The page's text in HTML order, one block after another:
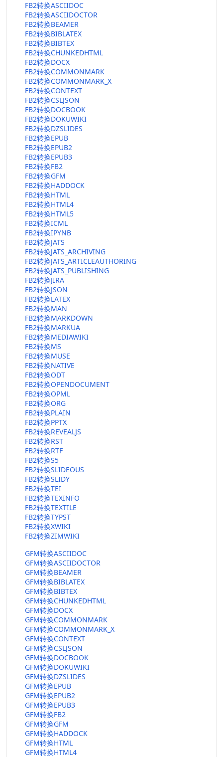
FB2转换ASCIIDOC
FB2转换ASCIIDOCTOR
FB2转换BEAMER
FB2转换BIBLATEX
FB2转换BIBTEX
FB2转换CHUNKEDHTML
FB2转换DOCX
FB2转换COMMONMARK
FB2转换COMMONMARK_X
FB2转换CONTEXT
FB2转换CSLJSON
FB2转换DOCBOOK
FB2转换DOKUWIKI
FB2转换DZSLIDES
FB2转换EPUB
FB2转换EPUB2
FB2转换EPUB3
FB2转换FB2
FB2转换GFM
FB2转换HADDOCK
FB2转换HTML
FB2转换HTML4
FB2转换HTML5
FB2转换ICML
FB2转换IPYNB
FB2转换JATS
FB2转换JATS_ARCHIVING
FB2转换JATS_ARTICLEAUTHORING
FB2转换JATS_PUBLISHING
FB2转换JIRA
FB2转换JSON
FB2转换LATEX
FB2转换MAN
FB2转换MARKDOWN
FB2转换MARKUA
FB2转换MEDIAWIKI
FB2转换MS
FB2转换MUSE
FB2转换NATIVE
FB2转换ODT
FB2转换OPENDOCUMENT
FB2转换OPML
FB2转换ORG
FB2转换PLAIN
FB2转换PPTX
FB2转换REVEALJS
FB2转换RST
FB2转换RTF
FB2转换S5
FB2转换SLIDEOUS
FB2转换SLIDY
FB2转换TEI
FB2转换TEXINFO
FB2转换TEXTILE
FB2转换TYPST
FB2转换XWIKI
FB2转换ZIMWIKI
GFM转换ASCIIDOC
GFM转换ASCIIDOCTOR
GFM转换BEAMER
GFM转换BIBLATEX
GFM转换BIBTEX
GFM转换CHUNKEDHTML
GFM转换DOCX
GFM转换COMMONMARK
GFM转换COMMONMARK_X
GFM转换CONTEXT
GFM转换CSLJSON
GFM转换DOCBOOK
GFM转换DOKUWIKI
GFM转换DZSLIDES
GFM转换EPUB
GFM转换EPUB2
GFM转换EPUB3
GFM转换FB2
GFM转换GFM
GFM转换HADDOCK
GFM转换HTML
GFM转换HTML4